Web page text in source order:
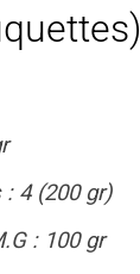
4 (200 gr)
: 100 gr